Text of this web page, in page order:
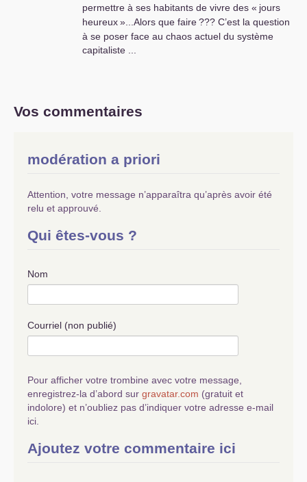
permettre à ses habitants de vivre des « jours
heureux»...Alors que faire??? C’est la question
à se poser face au chaos actuel du système
capitaliste ...
Vos commentaires
modération a priori
Attention, votre message n’apparaîtra qu’après avoir été
relu et approuvé.
Qui êtes-vous ?
Nom
Courriel (non publié)
Pour afficher votre trombine avec votre message,
enregistrez-la d’abord sur gravatar.com (gratuit et
indolore) et n’oubliez pas d’indiquer votre adresse e-mail
ici.
Ajoutez votre commentaire ici